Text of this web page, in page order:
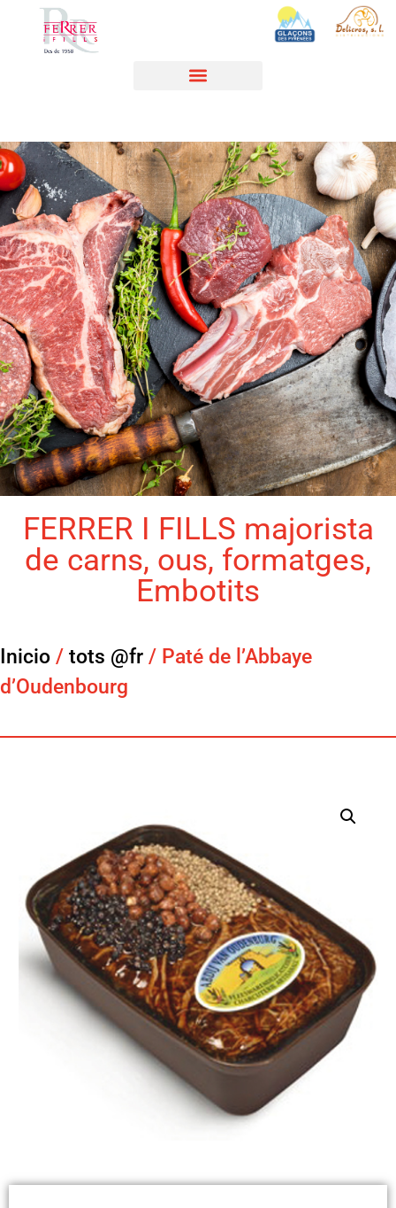
FERRER I FILLS majorista
de carns, ous, formatges,
Embotits
Inicio / tots @fr / Paté de l’Abbaye
d’Oudenbourg